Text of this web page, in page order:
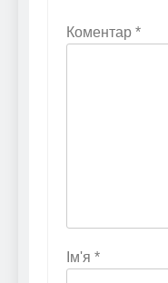
Коментар *
Ім'я *